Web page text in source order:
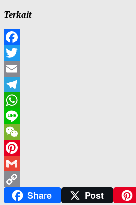
Terkait
Facebook
Twitter
Email
Telegram
WhatsApp
Line
WeChat
Pinterest
Gmail
Copy
Share Post